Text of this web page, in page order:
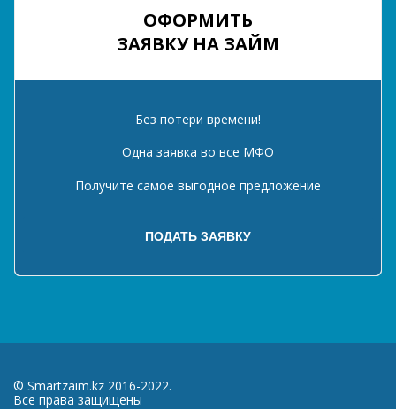
ОФОРМИТЬ
ЗАЯВКУ НА ЗАЙМ
Без потери времени!
Одна заявка во все МФО
Получите самое выгодное предложение
© Smartzaim.kz 2016-2022.
Все права защищены